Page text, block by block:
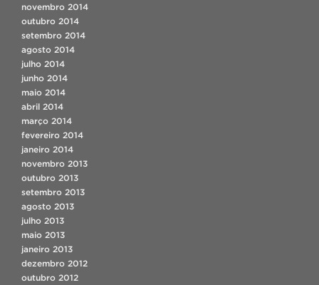
novembro 2014
outubro 2014
setembro 2014
agosto 2014
julho 2014
junho 2014
maio 2014
abril 2014
março 2014
fevereiro 2014
janeiro 2014
novembro 2013
outubro 2013
setembro 2013
agosto 2013
julho 2013
maio 2013
janeiro 2013
dezembro 2012
outubro 2012